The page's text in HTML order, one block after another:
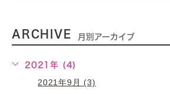
ARCHIVE 月別アーカイブ
2021年 (4)
2021年9月 (3)